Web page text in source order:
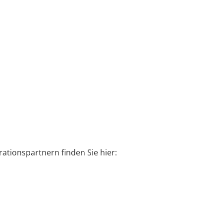
finden Sie hier: